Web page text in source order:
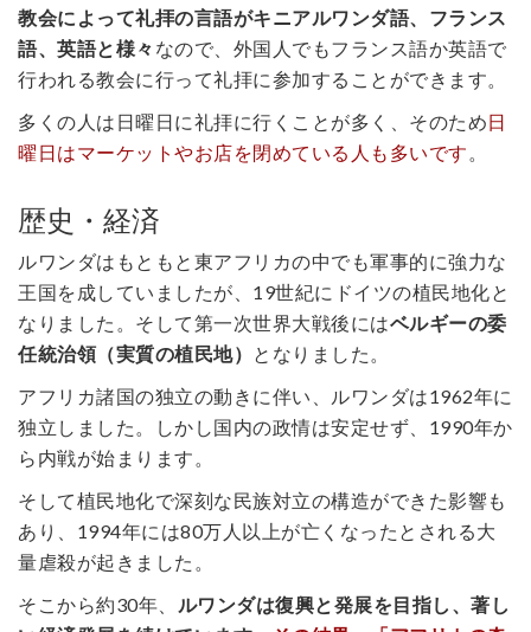
教会によって礼拝の言語がキニアルワンダ語、フランス
語、英語と様々 なので、外国人でもフランス語か英語で
行われる教会に行って礼拝に参加することができます。
多くの人は日曜日に礼拝に行くことが多く、そのため日
曜日はマーケットやお店を閉めている人も多いです 。
歴史・経済
ルワンダはもともと東アフリカの中でも軍事的に強力な
王国を成していましたが、19世紀にドイツの植民地化と
なりました。そして第一次世界大戦後にはベルギーの委
任統治領（実質の植民地） となりました。
アフリカ諸国の独立の動きに伴い、ルワンダは1962年に
独立しました。しかし国内の政情は安定せず、1990年か
ら内戦が始まります。
そして植民地化で深刻な民族対立の構造ができた影響も
あり、1994年には80万人以上が亡くなったとされる大
量虐殺が起きました。
そこから約30年、 ルワンダは復興と発展を目指し、著し